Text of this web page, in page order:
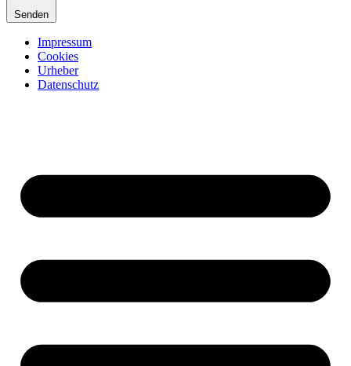
Senden
Impressum
Cookies
Urheber
Datenschutz